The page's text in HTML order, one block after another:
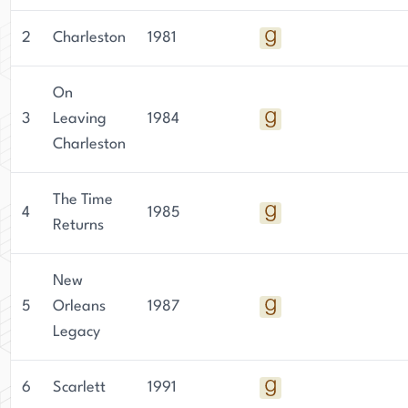
amerikanischen Literatur haben eine anhaltende
Wirkung, indem sie Generationen von Lesern und
Schriftstellern inspirieren.
2 Charleston 1981
3
On
Leaving
Charleston
1984
4
The Time
Returns
1985
5
New
Orleans
Legacy
1987
6 Scarlett 1991